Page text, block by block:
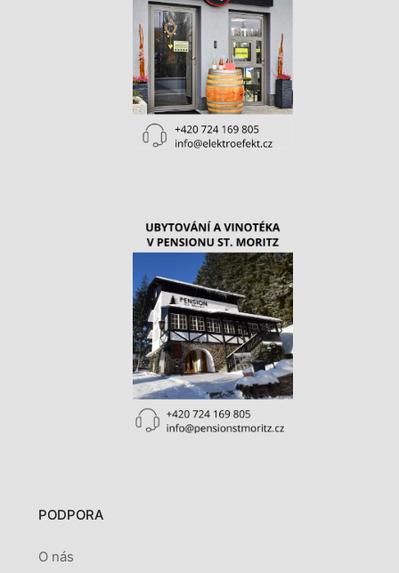
PODPORA
O nás